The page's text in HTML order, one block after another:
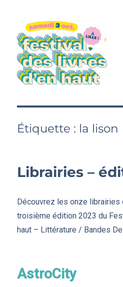
Étiquette : la lison
Librairies –
Découvrez les onze librairies
troisième édition 2023 du
haut – Littérature / Bandes
AstroCity